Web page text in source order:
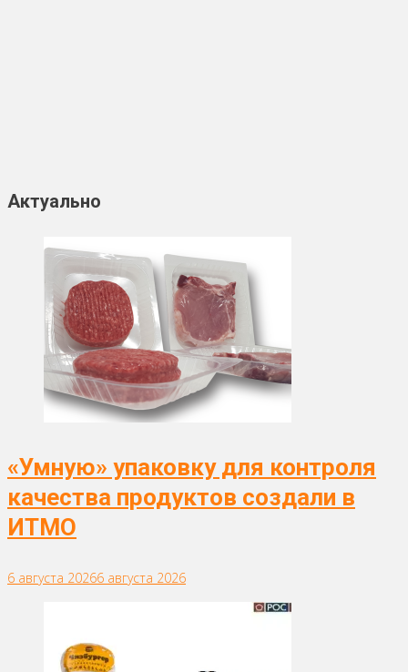
Актуально
«Умную» упаковку для контроля
качества продуктов создали в
ИТМО
6 августа 20266 августа 2026